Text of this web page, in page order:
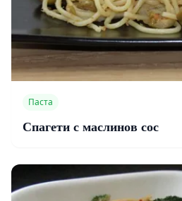
Паста
Спагети с маслинов сос